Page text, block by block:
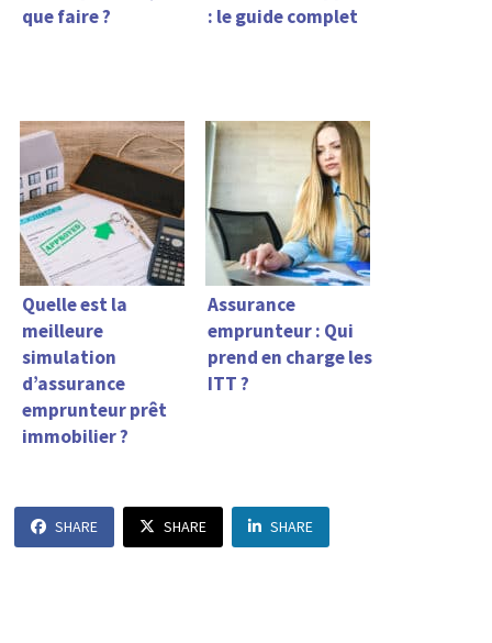
que faire ?
: le guide complet
Quelle est la
meilleure
simulation
d’assurance
emprunteur prêt
immobilier ?
Assurance
emprunteur : Qui
prend en charge les
ITT ?
SHARE SHARE SHARE